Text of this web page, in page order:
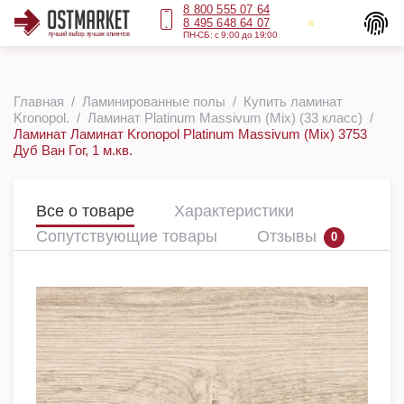
8 800 555 07 64
8 495 648 64 07
ПН-СБ: с 9:00 до 19:00
Главная Ламинированные полы
Купить ламинат
Kronopol.
Ламинат Platinum Massivum (Mix) (33 класс)
Ламинат Ламинат Kronopol Platinum Massivum (Mix) 3753
Дуб Ван Гог, 1 м.кв.
Все о товаре
Характеристики
Сопутствующие товары
Отзывы 0